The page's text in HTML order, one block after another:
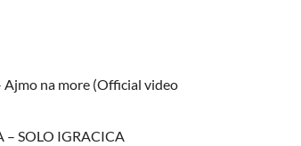
Ajmo na more (Official video
– SOLO IGRACICA